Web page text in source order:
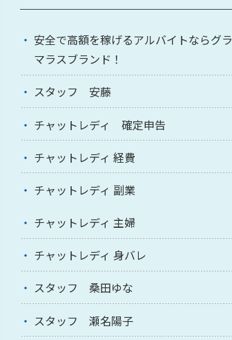
安全で高額を稼げるアルバイトならグラ
マラスブランド！
スタッフ 安藤
チャットレディ 確定申告
チャットレディ 経費
チャットレディ 副業
チャットレディ 主婦
チャットレディ 身バレ
スタッフ 桑田ゆな
スタッフ 瀬名陽子